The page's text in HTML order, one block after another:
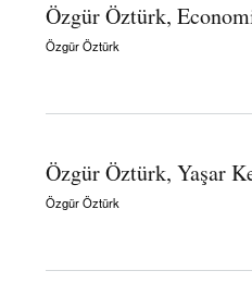
Özgür Öztürk,
Özgür Öztürk
Özgür Öztürk, Yaşar
Özgür Öztürk